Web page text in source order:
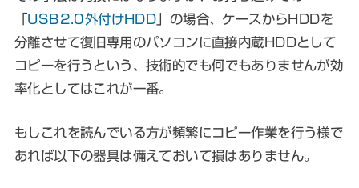
「USB2.0外付けHDD 」の場合、 ケースからHDDを
分離させて復旧専用のパソコンに直接内蔵HDDとして
コピーを行う という、技術的でも何でもありませんが効
率化としてはこれが一番。
もしこれを読んでいる方が頻繁にコピー作業を行う様で
あれば以下の器具は備えておいて損はありません。